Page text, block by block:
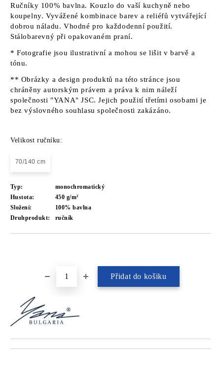
Ručníky 100% bavlna. Kouzlo do vaší kuchyně nebo
koupelny. Vyvážené kombinace barev a reliéfů vytvářející
dobrou náladu. Vhodné pro každodenní použití.
Stálobarevný při opakovaném praní.
* Fotografie jsou ilustrativní a mohou se lišit v barvě a
tónu.
** Obrázky a design produktů na této stránce jsou
chráněny autorským právem a práva k nim náleží
společnosti "YANA" JSC. Jejich použití třetími osobami je
bez výslovného souhlasu společnosti zakázáno.
Velikost ručníku:
70/140 cm
Typ:
monochromatický
Hustota:
450 g/m²
Složení:
100% bavlna
Druhprodukt:
ručník